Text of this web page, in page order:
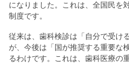
になりました。これは、全国民を
制度です。
従来は、歯科検診は「自分で受け
が、今後は「国が推奨する重要な
るわけです。これは、歯科医療の